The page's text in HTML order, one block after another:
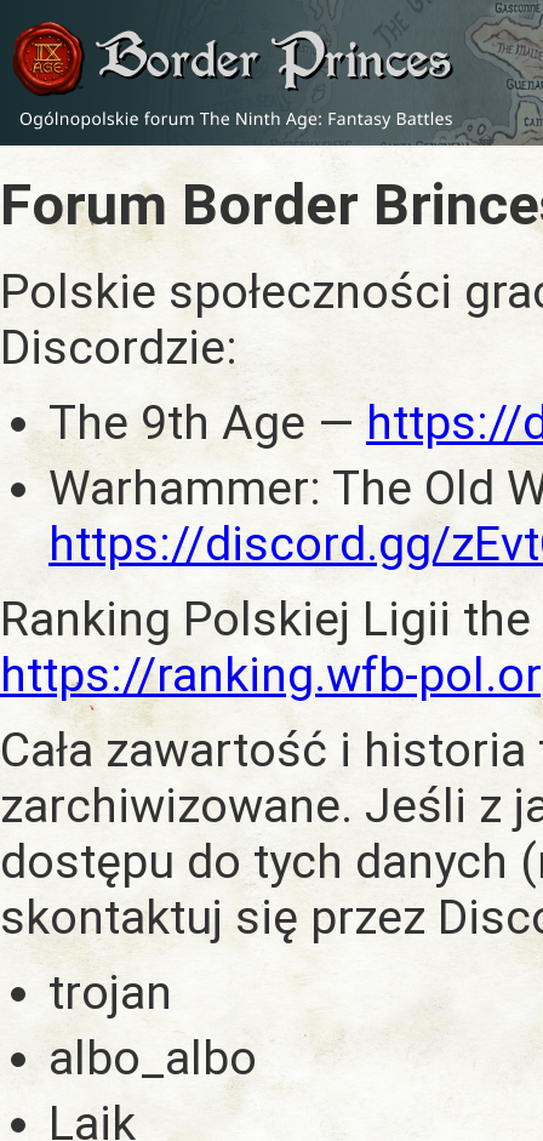
Forum Border
Polskie społeczności
Discordzie:
The 9th Age —https://
Warhammer: The Old
https://discord.gg/
Ranking Polskiej Ligii
https://ranking.wfb-
Cała zawartość i historia
zarchiwizowane. Jeśli z
dostępu do tych danych
skontaktuj się przez
trojan
albo_albo
Laik